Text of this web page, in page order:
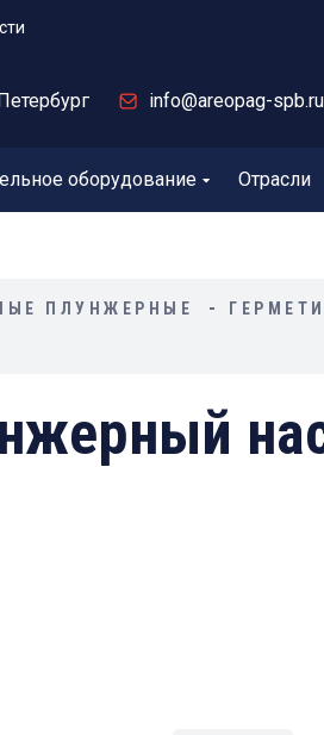
info@areopag-spb.ru
оборудование Отрасли
ПЛУНЖЕРНЫЕ